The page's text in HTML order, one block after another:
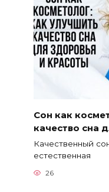
Сон как
качество сна
Качественный
естественная
26